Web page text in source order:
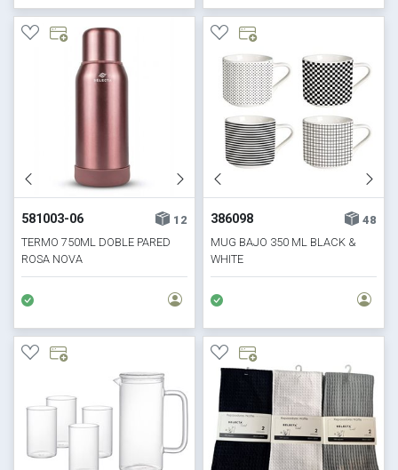
581003-06
12
TERMO 750ML DOBLE PARED
ROSA NOVA
386098
48
MUG BAJO 350 ML BLACK &
WHITE